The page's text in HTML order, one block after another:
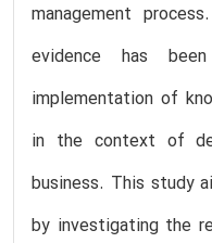
management
evidence has
implementation of
in the context of
business. This study
by investigating the